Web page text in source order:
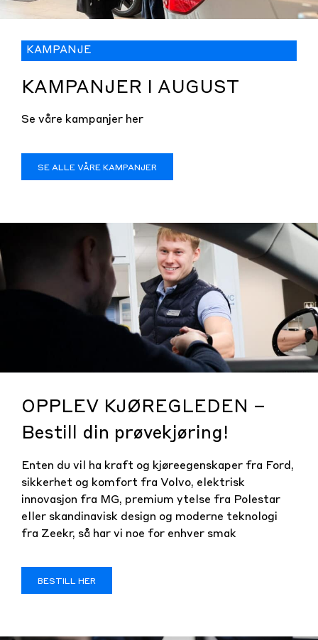
KAMPANJE
KAMPANJER I AUGUST
Se våre kampanjer her
SE ALLE VÅRE KAMPANJER
OPPLEV KJØREGLEDEN –
Bestill din prøvekjøring!
Enten du vil ha kraft og kjøreegenskaper fra Ford,
sikkerhet og komfort fra Volvo, elektrisk
innovasjon fra MG, premium ytelse fra Polestar
eller skandinavisk design og moderne teknologi
fra Zeekr, så har vi noe for enhver smak
BESTILL HER